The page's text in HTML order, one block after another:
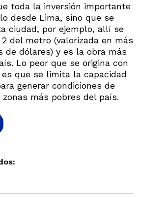
toda la inversión importante
desde Lima, sino que se
ciudad, por ejemplo, allí se
del metro (valorizada en más
de dólares) y es la obra más
Lo peor que se origina con
que se limita la capacidad
generar condiciones de
más pobres del país.